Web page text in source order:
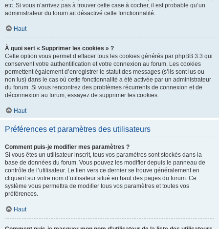
etc. Si vous n’arrivez pas à trouver cette case à cocher, il est probable qu’un
administrateur du forum ait désactivé cette fonctionnalité.
Haut
À quoi sert « Supprimer les cookies » ?
Cette option vous permet d’effacer tous les cookies générés par phpBB 3.3 qui
conservent votre authentification et votre connexion au forum. Les cookies
permettent également d’enregistrer le statut des messages (s’ils sont lus ou
non lus) dans le cas où cette fonctionnalité a été activée par un administrateur
du forum. Si vous rencontrez des problèmes récurrents de connexion et de
déconnexion au forum, essayez de supprimer les cookies.
Haut
Préférences et paramètres des utilisateurs
Comment puis-je modifier mes paramètres ?
Si vous êtes un utilisateur inscrit, tous vos paramètres sont stockés dans la
base de données du forum. Vous pouvez les modifier depuis le panneau de
contrôle de l’utilisateur. Le lien vers ce dernier se trouve généralement en
cliquant sur votre nom d’utilisateur situé en haut des pages du forum. Ce
système vous permettra de modifier tous vos paramètres et toutes vos
préférences.
Haut